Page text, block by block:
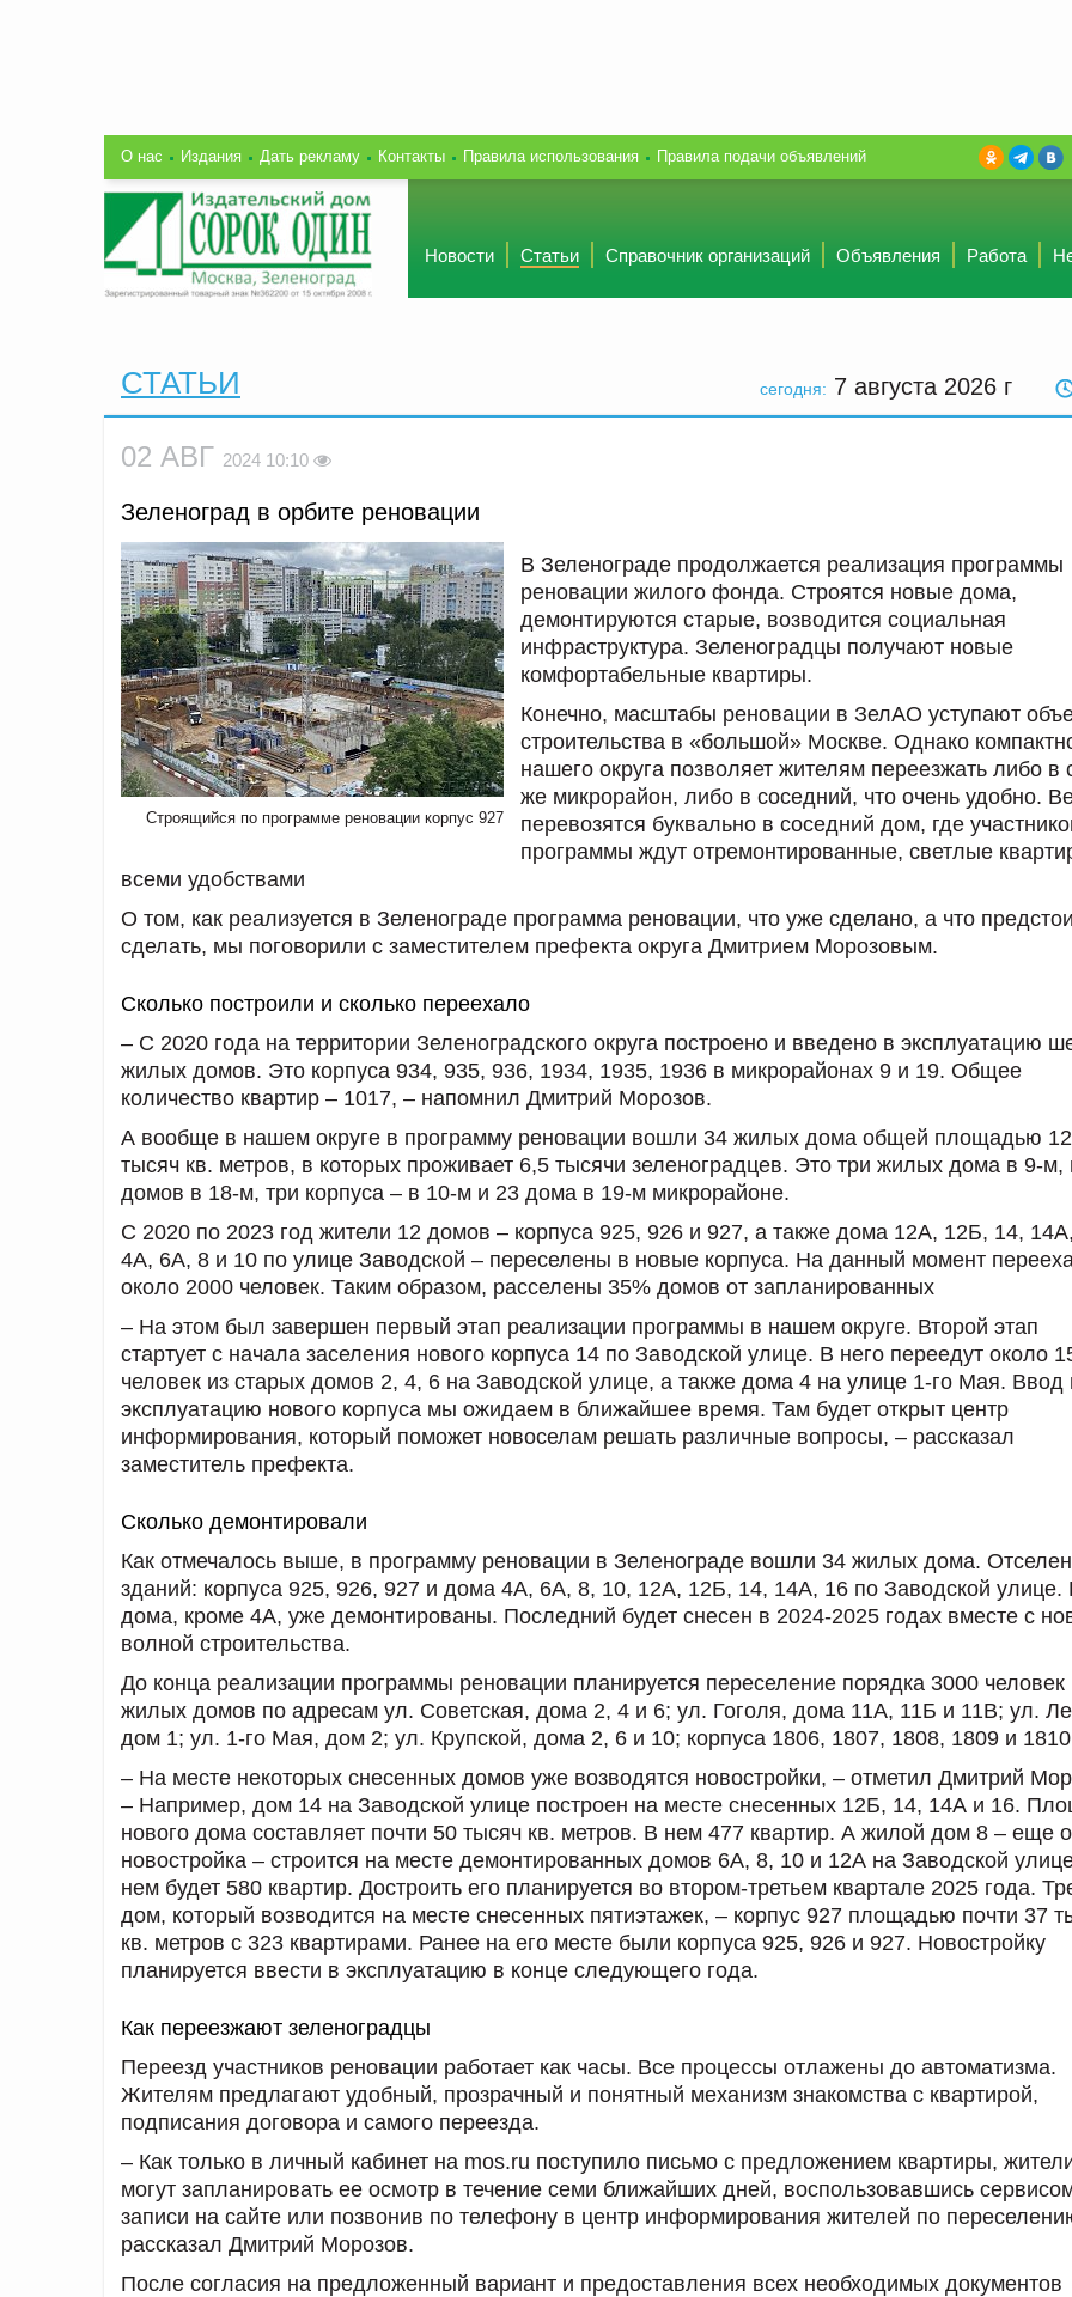
О нас Издания Дать рекламу Контакты Правила использования Правила подачи объявлений
Новости Статьи Справочник организаций Объявления Работа
сегодня: 7 августа 2026 г
СТАТЬИ
02 АВГ 2024 10:10
Зеленоград в орбите реновации
Строящийся по программе реновации корпус 927
В Зеленограде продолжается реализация программы
реновации жилого фонда. Строятся новые дома,
демонтируются старые, возводится социальная
инфраструктура. Зеленоградцы получают новые
комфортабельные квартиры.
Конечно, масштабы реновации в ЗелАО уступают
строительства в «большой» Москве. Однако
нашего округа позволяет жителям переезжать либо в
же микрорайон, либо в соседний, что очень удобно.
перевозятся буквально в соседний дом, где
программы ждут отремонтированные, светлые
всеми удобствами
О том, как реализуется в Зеленограде программа реновации, что уже сделано, а что
сделать, мы поговорили с заместителем префекта округа Дмитрием Морозовым.
Сколько построили и сколько переехало
– С 2020 года на территории Зеленоградского округа построено и введено в эксплуатацию
жилых домов. Это корпуса 934, 935, 936, 1934, 1935, 1936 в микрорайонах 9 и 19. Общее
количество квартир – 1017, – напомнил Дмитрий Морозов.
А вообще в нашем округе в программу реновации вошли 34 жилых дома общей площадью
тысяч кв. метров, в которых проживает 6,5 тысячи зеленоградцев. Это три жилых дома в 9-м,
домов в 18-м, три корпуса – в 10-м и 23 дома в 19-м микрорайоне.
С 2020 по 2023 год жители 12 домов – корпуса 925, 926 и 927, а также дома 12А, 12Б, 14,
4А, 6А, 8 и 10 по улице Заводской – переселены в новые корпуса. На данный момент
около 2000 человек. Таким образом, расселены 35% домов от запланированных
– На этом был завершен первый этап реализации программы в нашем округе. Второй этап
стартует с начала заселения нового корпуса 14 по Заводской улице. В него переедут около
человек из старых домов 2, 4, 6 на Заводской улице, а также дома 4 на улице 1-го Мая. Ввод
эксплуатацию нового корпуса мы ожидаем в ближайшее время. Там будет открыт центр
информирования, который поможет новоселам решать различные вопросы, – рассказал
заместитель префекта.
Сколько демонтировали
Как отмечалось выше, в программу реновации в Зеленограде вошли 34 жилых дома.
зданий: корпуса 925, 926, 927 и дома 4А, 6А, 8, 10, 12А, 12Б, 14, 14А, 16 по Заводской улице.
дома, кроме 4А, уже демонтированы. Последний будет снесен в 2024-2025 годах вместе с
волной строительства.
До конца реализации программы реновации планируется переселение порядка 3000 человек
жилых домов по адресам ул. Советская, дома 2, 4 и 6; ул. Гоголя, дома 11А, 11Б и 11В; ул.
дом 1; ул. 1-го Мая, дом 2; ул. Крупской, дома 2, 6 и 10; корпуса 1806, 1807, 1808, 1809 и
– На месте некоторых снесенных домов уже возводятся новостройки, – отметил Дмитрий
– Например, дом 14 на Заводской улице построен на месте снесенных 12Б, 14, 14А и 16.
нового дома составляет почти 50 тысяч кв. метров. В нем 477 квартир. А жилой дом 8 – еще
новостройка – строится на месте демонтированных домов 6А, 8, 10 и 12А на Заводской
нем будет 580 квартир. Достроить его планируется во втором-третьем квартале 2025 года.
дом, который возводится на месте снесенных пятиэтажек, – корпус 927 площадью почти 37
кв. метров с 323 квартирами. Ранее на его месте были корпуса 925, 926 и 927. Новостройку
планируется ввести в эксплуатацию в конце следующего года.
Как переезжают зеленоградцы
Переезд участников реновации работает как часы. Все процессы отлажены до автоматизма.
Жителям предлагают удобный, прозрачный и понятный механизм знакомства с квартирой,
подписания договора и самого переезда.
– Как только в личный кабинет на mos.ru поступило письмо с предложением квартиры,
могут запланировать ее осмотр в течение семи ближайших дней, воспользовавшись
записи на сайте или позвонив по телефону в центр информирования жителей по
рассказал Дмитрий Морозов.
После согласия на предложенный вариант и предоставления всех необходимых документов